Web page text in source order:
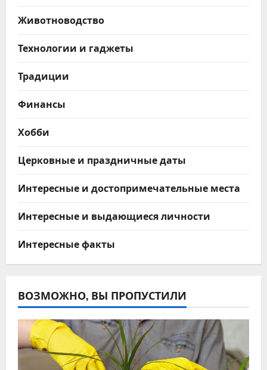
Животноводство
Технологии и гаджеты
Традиции
Финансы
Хобби
Церковные и праздничные даты
Интересные и достопримечательные места
Интересные и выдающиеся личности
Интересные факты
ВОЗМОЖНО, ВЫ ПРОПУСТИЛИ